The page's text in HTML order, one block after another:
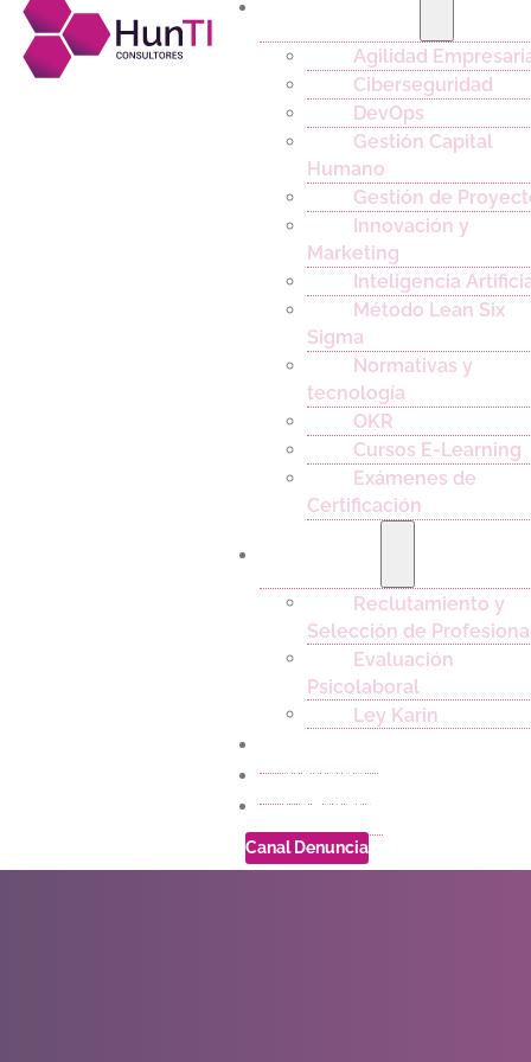
Agilidad
Ciberseguridad
DevOps
Gestión Capital
Humano
Gestión de
Innovación y
Marketing
Inteligencia
Método Lean Six
Sigma
Normativas y
tecnología
OKR
Cursos E-Learning
Exámenes de
Certificación
Reclutamiento y
Selección de
Evaluación
Psicolaboral
Ley Karin
Noticias
Contacto
Canal Denuncia